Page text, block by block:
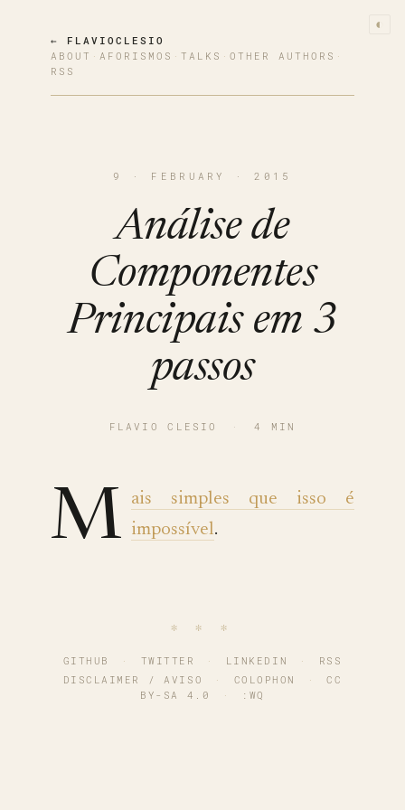
◐
← FLAVIOCLESIO
ABOUT · AFORISMOS · TALKS · OTHER AUTHORS ·
RSS
9 · FEBRUARY · 2015
Análise de
Componentes
Principais em 3
passos
FLAVIO CLESIO · 4 MIN
M ais simples que isso é
impossível.
∗ ∗ ∗
GITHUB · TWITTER · LINKEDIN ·
RSS
DISCLAIMER / AVISO
· COLOPHON ·
CC
BY-SA 4.0
· :WQ